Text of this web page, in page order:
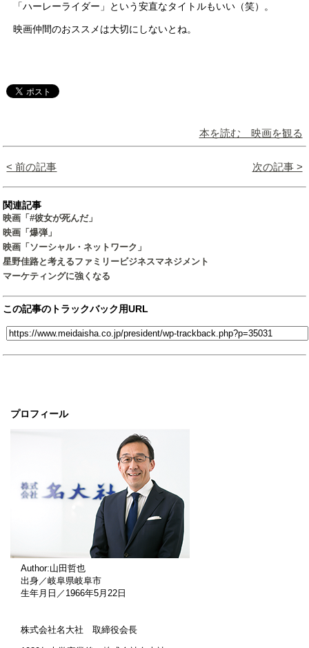
プロフィール
Author:山田哲也
出身／岐阜県岐阜市
生年月日／1966年5月22日
株式会社名大社 取締役会長
「ハーレーライダー」という安直なタイトルもいい（笑）。
映画仲間のおススメは大切にしないとね。
本を読む 映画を観る
< 前の記事 次の記事 >
関連記事
映画「#彼女が死んだ」
映画「爆弾」
映画「ソーシャル・ネットワーク」
星野佳路と考えるファミリービジネスマネジメント
マーケティングに強くなる
この記事のトラックバック用URL